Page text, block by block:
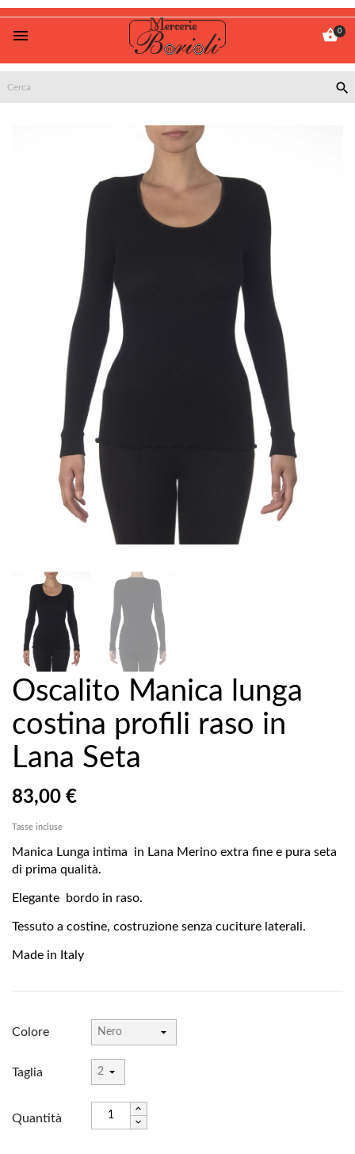
 0

Oscalito Manica lunga
costina profili raso in
Lana Seta
83,00 €
Tasse incluse
Manica Lunga intima in Lana Merino extra fine e pura seta
di prima qualità.
Elegante bordo in raso.
Tessuto a costine, costruzione senza cuciture laterali.
Made in Italy
Colore
Taglia
Quantità